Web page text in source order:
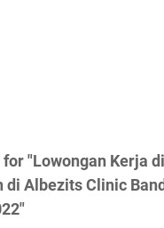
"Lowongan Kerja
di Albezits Clinic